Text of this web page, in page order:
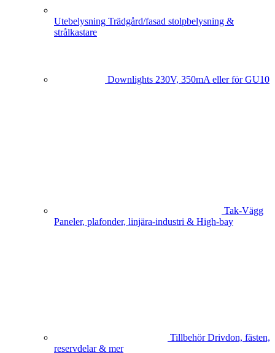
Utebelysning Trädgård/fasad stolpbelysning &
strålkastare
Downlights 230V, 350mA eller för GU10
Tak-Vägg
Paneler, plafonder, linjära-industri & High-bay
Tillbehör Drivdon, fästen,
reservdelar & mer